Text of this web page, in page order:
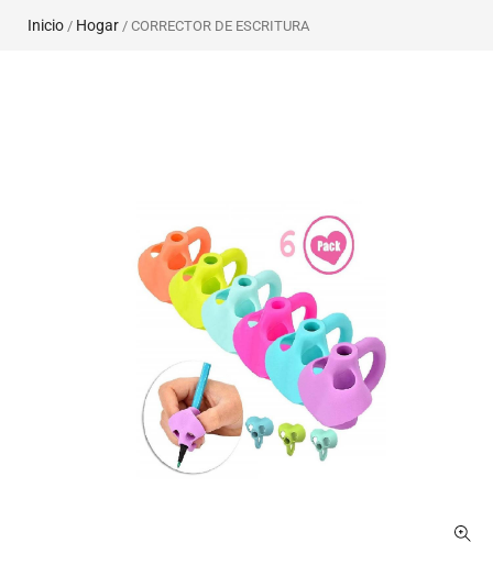
Inicio / Hogar / CORRECTOR DE ESCRITURA